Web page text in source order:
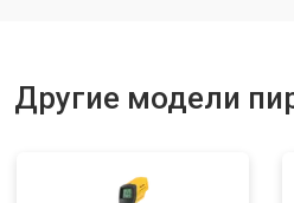
Другие модели